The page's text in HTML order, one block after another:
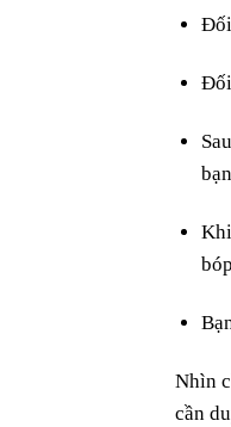
Đối
Đối
Nhìn
cần